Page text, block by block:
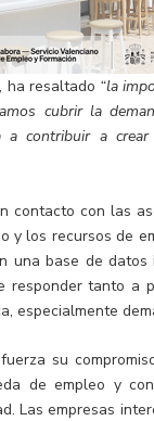
ha resaltado “la
cubrir la
contribuir a
contacto con las
los recursos de
una base de
tanto a
especialmente
su
de empleo y
Las empresas